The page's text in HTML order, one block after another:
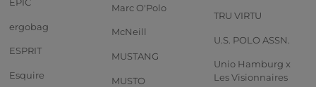
ergobag
ESPRIT
Esquire
Marc O'Polo
McNeill
MUSTANG
MUSTO
TRU VIRTU
U.S. POLO ASSN.
Unio Hamburg x
Les Visionnaires